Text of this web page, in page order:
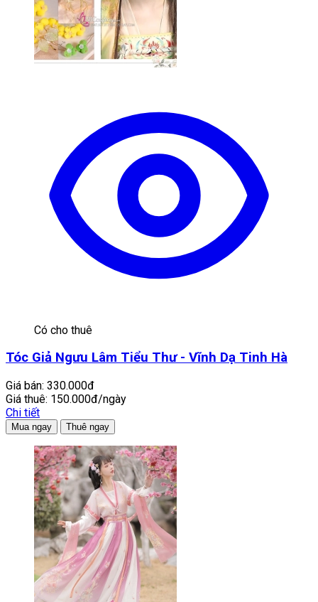
Có cho thuê
Tóc Giả Ngưu Lâm Tiểu Thư - Vĩnh Dạ Tinh Hà
Giá bán: 330.000đ
Giá thuê: 150.000đ/ngày
Chi tiết
Mua ngay Thuê ngay